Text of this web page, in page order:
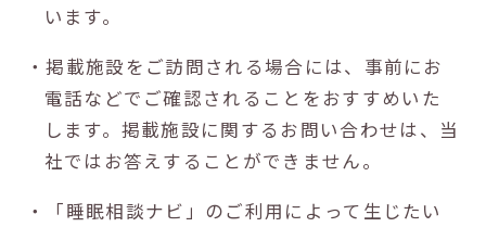
います。
・掲載施設をご訪問される場合には、事前にお
電話などでご確認されることをおすすめいた
します。掲載施設に関するお問い合わせは、当
社ではお答えすることができません。
・「睡眠相談ナビ」のご利用によって生じたい